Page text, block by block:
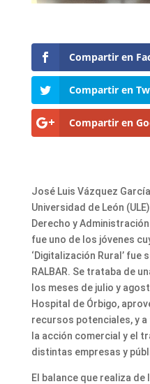
Compartir en
Compartir en
Compartir en
José Luis Vázquez
Universidad de León
Derecho y
fue uno de los jóvenes
‘Digitalización Rural’
RALBAR. Se trataba de
los meses de julio y
Hospital de Órbigo,
recursos potenciales, y
la acción comercial y el
distintas empresas y
El balance que realiza